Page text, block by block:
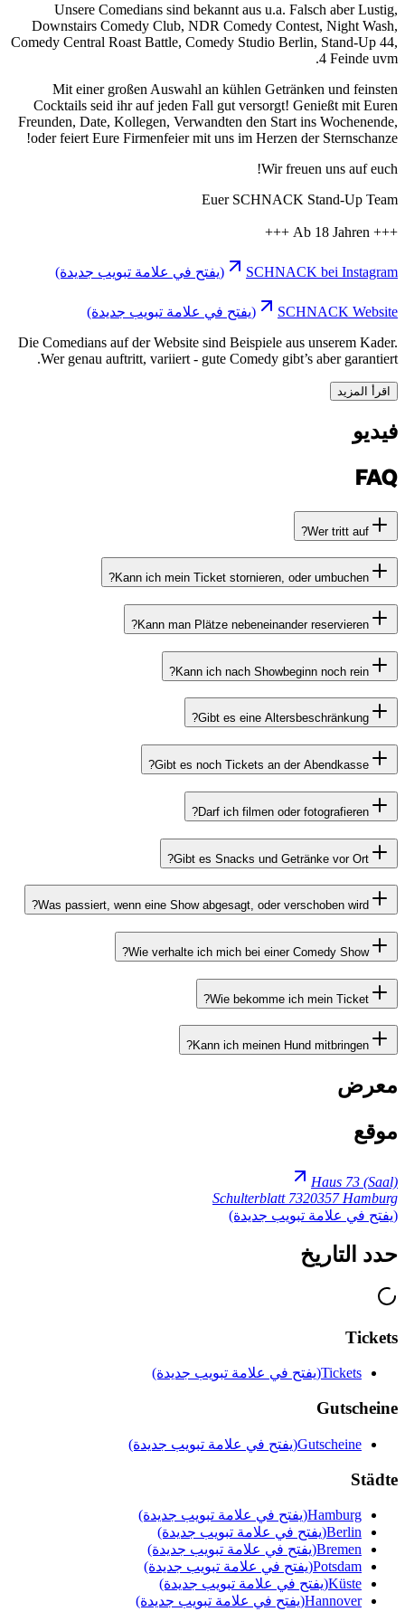
Unsere
Downstairs
Comedy
Mit
Cocktails
Freunden,
oder feiert
جديدة)
Die
Wer genau
Was